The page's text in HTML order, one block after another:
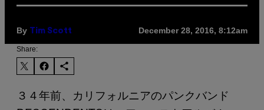
By Tim Scott December 28, 2016, 8:12am
Share:
３４年前、カリフォルニアのパンクバンド